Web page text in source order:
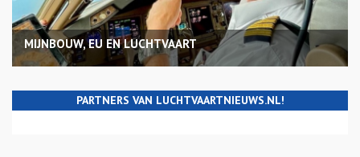
MIJNBOUW, EU EN LUCHTVAART
PARTNERS VAN LUCHTVAARTNIEUWS.NL!